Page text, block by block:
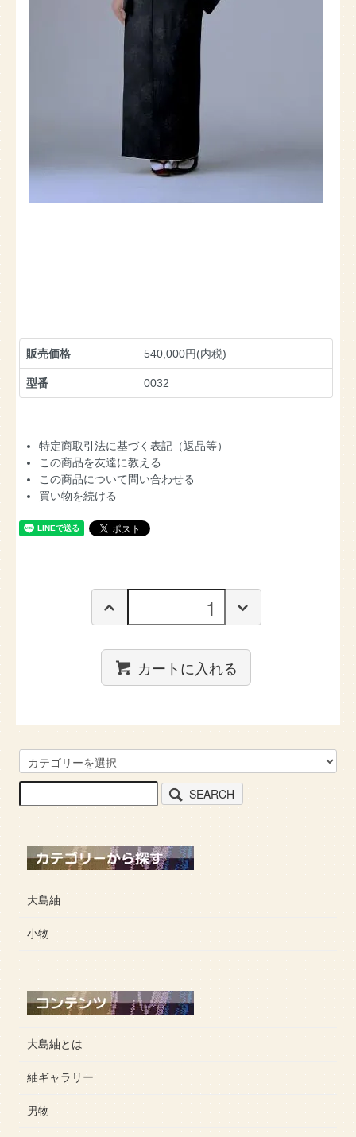
販売価格 540,000円(内税)
型番 0032
特定商取引法に基づく表記（返品等）
この商品を友達に教える
この商品について問い合わせる
買い物を続ける
カートに入れる
SEARCH
大島紬
小物
大島紬とは
紬ギャラリー
男物